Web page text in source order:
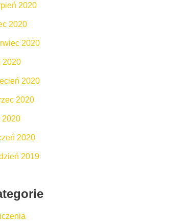
2020
2020
2020
2020
2020
2020
2020
2020
2019